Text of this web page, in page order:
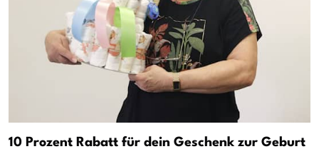
10 Prozent Rabatt für dein Geschenk zur Geburt